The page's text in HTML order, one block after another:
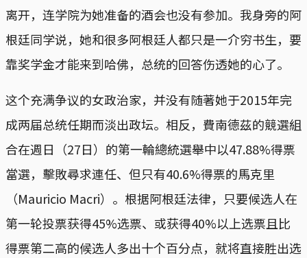
离开，连学院为她准备的酒会也没有参加。我身旁的阿
根廷同学说，她和很多阿根廷人都只是一介穷书生，要
靠奖学金才能来到哈佛，总统的回答伤透她的心了。
这个充满争议的女政治家，并没有随著她于2015年完
成两届总统任期而淡出政坛。相反，費南德茲的競選組
合在週日（27日）的第一輪總統選舉中以47.88%得票
當選，擊敗尋求連任、但只有40.6%得票的馬克里
（Mauricio Macri）。根据阿根廷法律，只要候选人在
第一轮投票获得45%选票、或获得40%以上选票且比
得票第二高的候选人多出十个百分点，就将直接胜出选